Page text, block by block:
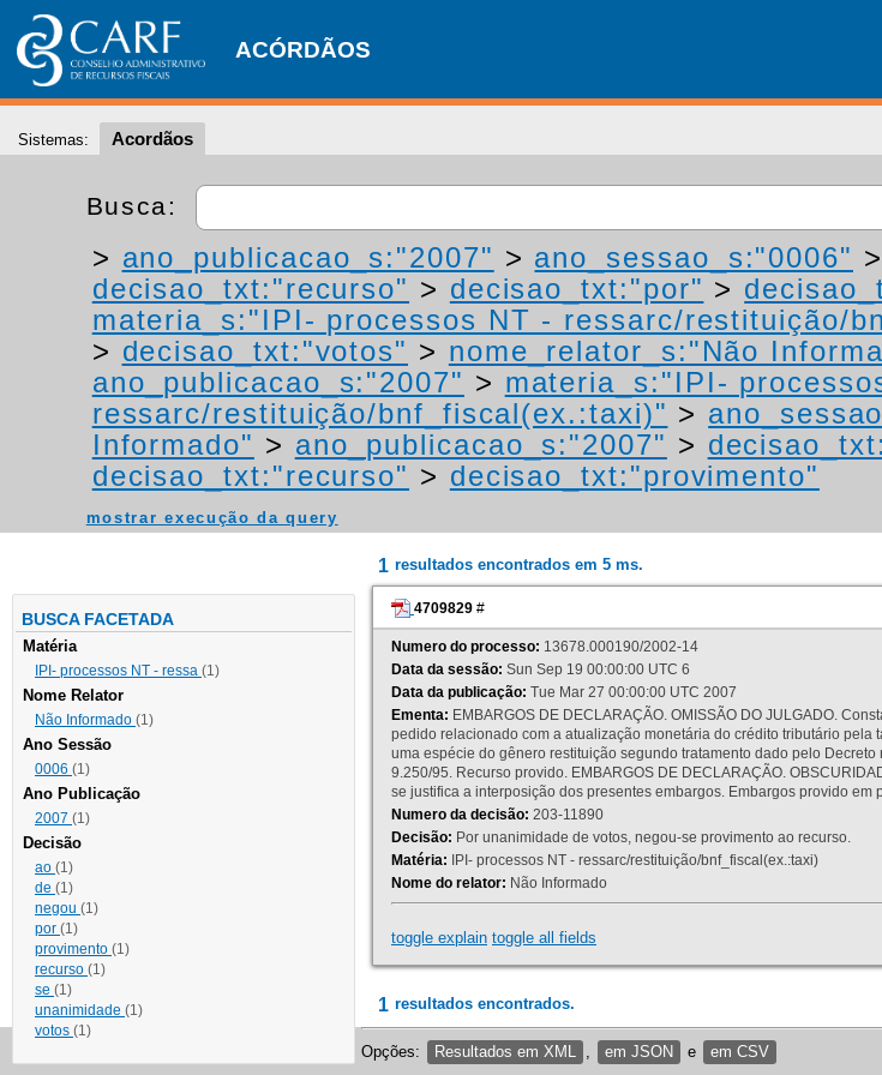
ACÓRDÃOS
Sistemas: Acordãos
Busca:
> ano_publicacao_s:"2007" > ano_sessao_s:"0006" >
decisao_txt:"recurso" > decisao_txt:"por" >
materia_s:"IPI- processos NT - ressarc/restituição/
> decisao_txt:"votos" > nome_relator_s:"Não
ano_publicacao_s:"2007" > materia_s:"IPI-
ressarc/restituição/bnf_fiscal(ex.:taxi)" >
Informado" > ano_publicacao_s:"2007" >
decisao_txt:"recurso" > decisao_txt:"provimento"
mostrar execução da query
BUSCA FACETADA
Matéria
IPI- processos NT - ressa (1)
Nome Relator
Não Informado (1)
Ano Sessão
0006 (1)
Ano Publicação
2007 (1)
Decisão
ao (1)
de (1)
negou (1)
por (1)
provimento (1)
recurso (1)
se (1)
unanimidade (1)
votos (1)
1 resultados encontrados em 5 ms.
4709829 #
Numero do processo: 13678.000190/2002-14
Data da sessão: Sun Sep 19 00:00:00 UTC 6
Data da publicação: Tue Mar 27 00:00:00 UTC 2007
Ementa: EMBARGOS DE DECLARAÇÃO. OMISSÃO DO JULGADO.
pedido relacionado com a atualização monetária do crédito tributário pela
uma espécie do gênero restituição segundo tratamento dado pelo
9.250/95. Recurso provido. EMBARGOS DE DECLARAÇÃO.
se justifica a interposição dos presentes embargos. Embargos provido em
Numero da decisão: 203-11890
Decisão: Por unanimidade de votos, negou-se provimento ao recurso.
Matéria: IPI- processos NT - ressarc/restituição/bnf_fiscal(ex.:taxi)
Nome do relator: Não Informado
toggle explain toggle all fields
1 resultados encontrados.
Opções: Resultados em XML em JSON e em CSV